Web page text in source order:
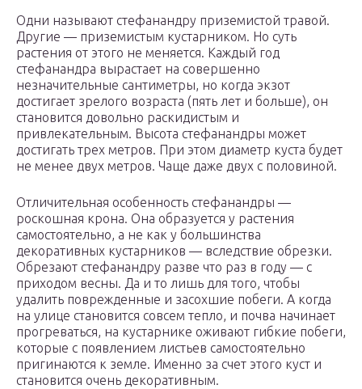
Одни называют стефанандру приземистой травой.
Другие — приземистым кустарником. Но суть
растения от этого не меняется. Каждый год
стефанандра вырастает на совершенно
незначительные сантиметры, но когда экзот
достигает зрелого возраста (пять лет и больше), он
становится довольно раскидистым и
привлекательным. Высота стефанандры может
достигать трех метров. При этом диаметр куста будет
не менее двух метров. Чаще даже двух с половиной.
Отличительная особенность стефанандры —
роскошная крона. Она образуется у растения
самостоятельно, а не как у большинства
декоративных кустарников — вследствие обрезки.
Обрезают стефанандру разве что раз в году — с
приходом весны. Да и то лишь для того, чтобы
удалить поврежденные и засохшие побеги. А когда
на улице становится совсем тепло, и почва начинает
прогреваться, на кустарнике оживают гибкие побеги,
которые с появлением листьев самостоятельно
пригинаются к земле. Именно за счет этого куст и
становится очень декоративным.